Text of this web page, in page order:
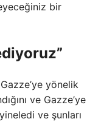
bir
yönelik
ve Gazze’ye
ve şunları